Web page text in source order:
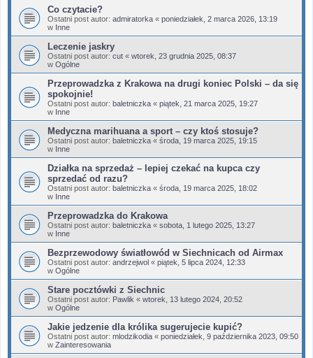
Co czytacie?
Ostatni post autor: admiratorka « poniedziałek, 2 marca 2026, 13:19
w Inne
Leczenie jaskry
Ostatni post autor: cut « wtorek, 23 grudnia 2025, 08:37
w Ogólne
Przeprowadzka z Krakowa na drugi koniec Polski – da się
spokojnie!
Ostatni post autor: baletniczka « piątek, 21 marca 2025, 19:27
w Inne
Medyczna marihuana a sport – czy ktoś stosuje?
Ostatni post autor: baletniczka « środa, 19 marca 2025, 19:15
w Inne
Działka na sprzedaż – lepiej czekać na kupca czy
sprzedać od razu?
Ostatni post autor: baletniczka « środa, 19 marca 2025, 18:02
w Inne
Przeprowadzka do Krakowa
Ostatni post autor: baletniczka « sobota, 1 lutego 2025, 13:27
w Inne
Bezprzewodowy światłowód w Siechnicach od Airmax
Ostatni post autor: andrzejwol « piątek, 5 lipca 2024, 12:33
w Ogólne
Stare pocztówki z Siechnic
Ostatni post autor: Pawlik « wtorek, 13 lutego 2024, 20:52
w Ogólne
Jakie jedzenie dla królika sugerujecie kupić?
Ostatni post autor: mlodzikodia « poniedziałek, 9 października 2023, 09:50
w Zainteresowania